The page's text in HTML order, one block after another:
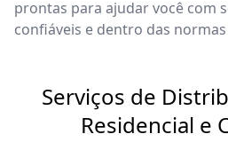
prontas para ajudar você com
confiáveis e dentro das normas
Serviços de
Residencial e